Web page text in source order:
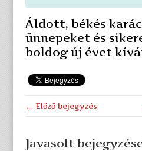
Áldott, békés
ünnepeket és
boldog új évet
← Előző bejegyzés
Javasolt